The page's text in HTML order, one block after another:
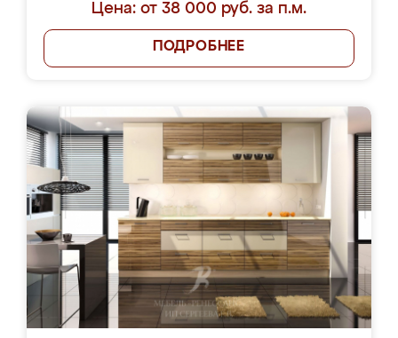
Цена: от 38 000 руб. за п.м.
ПОДРОБНЕЕ